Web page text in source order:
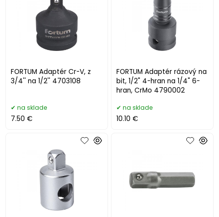
FORTUM Adaptér Cr-V, z
3/4'' na 1/2'' 4703108
na sklade
7.50 €
FORTUM Adaptér rázový na
bit, 1/2" 4-hran na 1/4" 6-
hran, CrMo 4790002
na sklade
10.10 €